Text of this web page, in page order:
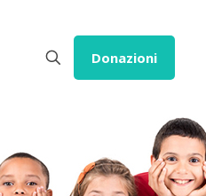
Donazioni